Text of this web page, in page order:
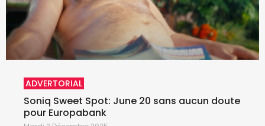
ADVERTORIAL
Soniq Sweet Spot: June 20 sans aucun doute
pour Europabank